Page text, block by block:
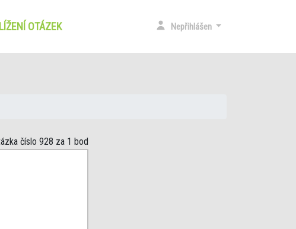
OTÁZEK(CURRENT) Nepřihlášen
číslo 928 za 1 bod